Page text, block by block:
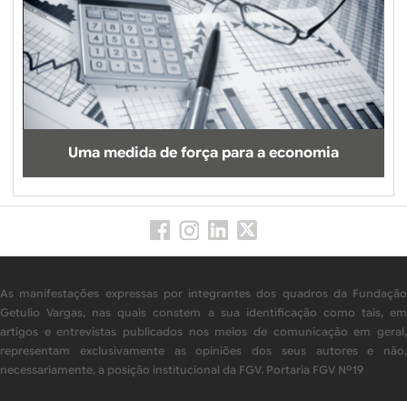
Uma medida de força para a economia
As manifestações expressas por integrantes dos quadros da Fundação
Getulio Vargas, nas quais constem a sua identificação como tais, em
artigos e entrevistas publicados nos meios de comunicação em geral,
representam exclusivamente as opiniões dos seus autores e não,
necessariamente, a posição institucional da FGV. Portaria FGV Nº19